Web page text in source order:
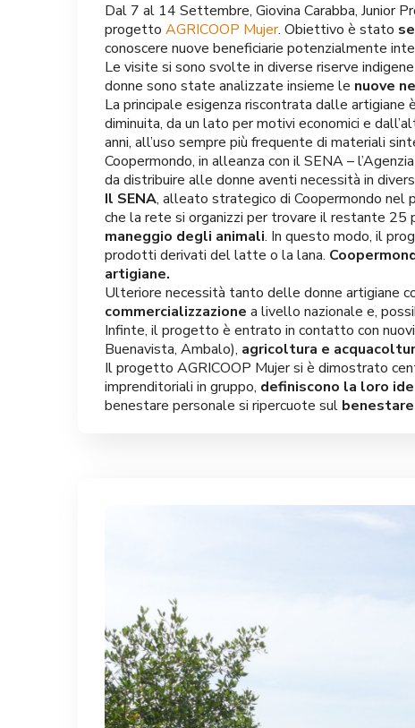
Dal 7 al 14 Settembre, Giovina Carabba, Junior
progetto AGRICOOP Mujer. Obiettivo è stato
conoscere nuove beneficiarie potenzialmente
Le visite si sono svolte in diverse riserve
donne sono state analizzate insieme le nuove
La principale esigenza riscontrata dalle artigiane è
diminuita, da un lato per motivi economici e
anni, all’uso sempre più frequente di materiali
Coopermondo, in alleanza con il SENA –
da distribuire alle donne aventi necessità in
Il SENA, alleato strategico di Coopermondo nel
che la rete si organizzi per trovare il restante
maneggio degli animali. In questo modo, il
prodotti derivati del latte o la lana.
artigiane.
Ulteriore necessità tanto delle donne artigiane
commercializzazione a livello nazionale e,
Infinte, il progetto è entrato in contatto con
Buenavista, Ambalo), agricoltura e
Il progetto AGRICOOP Mujer si è dimostrato
imprenditoriali in gruppo, definiscono la loro
benestare personale si ripercuote sul